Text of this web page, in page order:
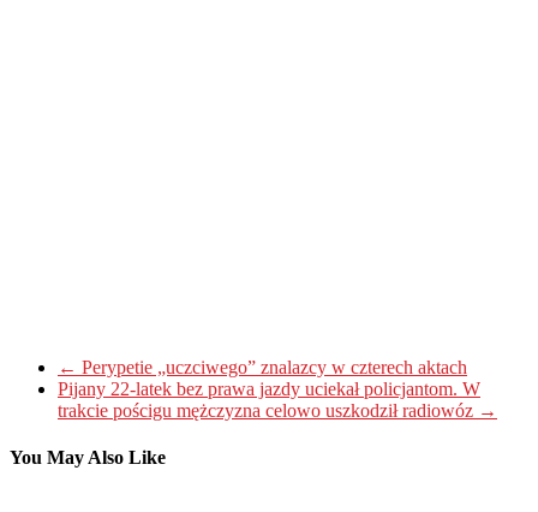
← Perypetie „uczciwego” znalazcy w czterech aktach
Pijany 22-latek bez prawa jazdy uciekał policjantom. W
trakcie pościgu mężczyzna celowo uszkodził radiowóz →
You May Also Like